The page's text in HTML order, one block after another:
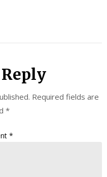
Required fields are
*
*